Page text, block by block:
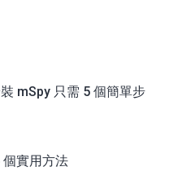
mSpy 只需 5 個簡單步
實用方法